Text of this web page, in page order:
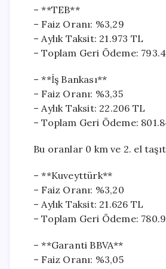
– **TEB**
– Faiz Oranı: %3,29
– Aylık Taksit: 21.973 TL
– Toplam Geri Ödeme:
– **İş Bankası**
– Faiz Oranı: %3,35
– Aylık Taksit: 22.206 TL
– Toplam Geri Ödeme:
Bu oranlar 0 km ve 2. el
– **Kuveyttürk**
– Faiz Oranı: %3,20
– Aylık Taksit: 21.626 TL
– Toplam Geri Ödeme:
– **Garanti BBVA**
– Faiz Oranı: %3,05